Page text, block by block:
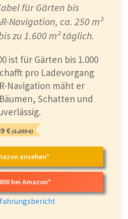
für Gärten bis
Navigation, ca. 250 m²
zu 1.600 m² täglich.
ist für Gärten bis 1.000
pro Ladevorgang
Navigation mäht er
Schatten und
€(1.299 €)
ansehen*
bei Amazon*